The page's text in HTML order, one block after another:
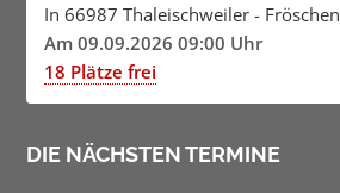
In 66987 Thaleischweiler - Fröschen
Am 09.09.2026 09:00 Uhr
18 Plätze frei
DIE NÄCHSTEN TERMINE